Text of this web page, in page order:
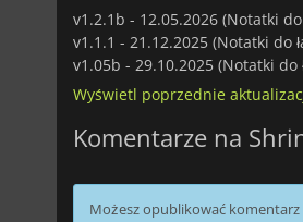
v1.2.1b - 12.05.2026 (Notatki
v1.1.1 - 21.12.2025 (Notatki do
v1.05b - 29.10.2025 (Notatki do
Wyświetl poprzednie
Komentarze na
Możesz opublikować